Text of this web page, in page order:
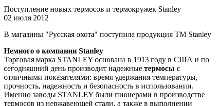
Поступление новых термосов и термокружек Stanley
02 июля 2012
В магазины "Русская охота" поступила продукция ТМ Stanley
Немного о компании Stanley
Торговая марка STANLEY основана в 1913 году в США и по
сегодняшний день производит надежные термосы с
отличными показателями: время удержания температуры,
прочность, надежность и безопасность в использовании.
Именно заводы STANLEY были пионерами в производстве
термосов из нержавеющей стали, а также в выполнении